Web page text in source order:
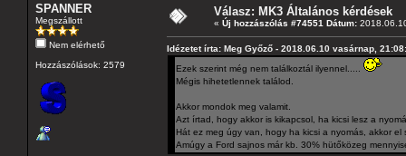
SPANNER
Megszállott
Nem elérhető
Hozzászólások: 2579
Válasz: MK3 Általános kérdések
« Új hozzászólás #74551 Dátum:
Idézetet írta: Meg Győző - 2018.06.10 vasárnap,
Ezek szerint még nem találkoztál ilyennel.....
Mégis hihetetlennek találod.
Akkor mondok meg valamit.
Azt írtad, hogy akkor is kikapcsol, ha kicsi lesz a
Hát ez meg úgy van, hogy ha kicsi a nyomás, akkor
Amúgy a Ford sajnos már kb. 30% hütőközeg